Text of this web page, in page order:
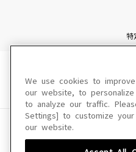
特
We use cookies to
our website, to
to analyze our traffic.
Settings] to customize
our website.